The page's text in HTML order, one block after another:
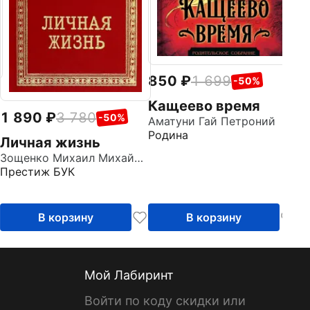
1 890 3 780 -50%
Личная жизнь
Зощенко Михаил Михайлович
Престиж БУК
В корзину
850 1 699 -50%
Кащеево время
Аматуни Гай Петроний
Родина
В корзину
Мой Лабиринт
Войти по коду скидки или